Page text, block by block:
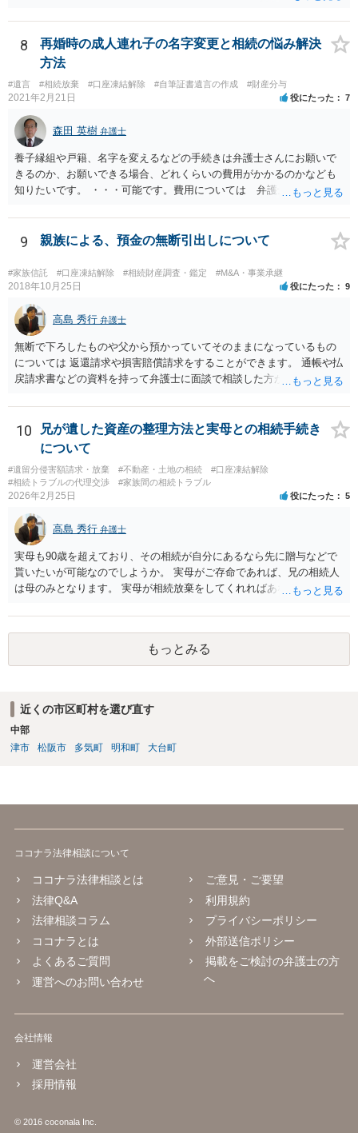
8
再婚時の成人連れ子の名字変更と相続の悩み解決
方法
#遺言 #相続放棄 #口座凍結解除 #自筆証書遺言の作成 #財産分与
2021年2月21日 役にたった 7
森田 英樹 弁護士
養子縁組や戸籍、名字を変えるなどの手続きは弁護士さんにお願いで
きるのか、お願いできる場合、どれくらいの費用がかかるのかなども
知りたいです。 ・・・可能です。費用については 弁護士と直接面談
ています。 やはり、成人した子のことまでごちゃごちゃ考えず、自分
の事だけ考えるべきなのでしょうか ・・・お子さんの事をまで含め良
い解決案があればお悩みになるのは当然と言えば当然のことです。 彼
と親子関係を結びたいと思っているが、名字は変えたくない・・・養
子縁組の必要があり 氏も変更することになります。 しかし 彼は成人
しているとは言え、自分の子と私の連れ子、全て平等にしたいと希
望。もちろん私もそうできればと思います。 ・・・婚姻前の契約 あ
るいは 遺言書などで その意思を実現する方法はあります。 弁護
士に相談してみてください。
9 親族による、預金の無断引出しについて
#家族信託 #口座凍結解除 #相続財産調査・鑑定 #M&A・事業承継
2018年10月25日 役にたった 9
高島 秀行 弁護士
無断で下ろしたものや父から預かっていてそのままになっているもの
については 返還請求や損害賠償請求をすることができます。 通帳や払
戻請求書などの資料を持って弁護士に面談で相談した方がよいと思い
10
兄が遺した資産の整理方法と実母との相続手続き
について
#遺留分侵害額請求・放棄 #不動産・土地の相続
#口座凍結解除
#相続トラブルの代理交渉
#家族間の相続トラブル
2026年2月25日 役にたった 5
高島 秀行 弁護士
実母も90歳を超えており、その相続が自分にあるなら先に贈与などで
貰いたいが可能なのでしようか。 実母がご存命であれば、兄の相続人
は母のみとなります。 実母が相続放棄をしてくれればあなた方兄弟及
ないと思います。
もっとみる
近くの市区町村を選び直す
中部
津市
松阪市 多気町 明和町 大台町
ココナラ法律相談について
ココナラ法律相談とは
法律Q&A
法律相談コラム
ココナラとは
よくあるご質問
運営へのお問い合わせ
ご意見・ご要望
利用規約
プライバシーポリシー
外部送信ポリシー
掲載をご検討の弁護士の方
へ
会社情報
運営会社
採用情報
© 2016 coconala Inc.